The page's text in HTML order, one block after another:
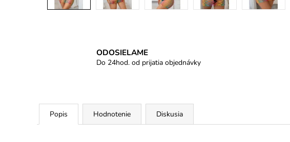
ODOSIELAME
Do 24hod. od prijatia objednávky
Popis Hodnotenie Diskusia